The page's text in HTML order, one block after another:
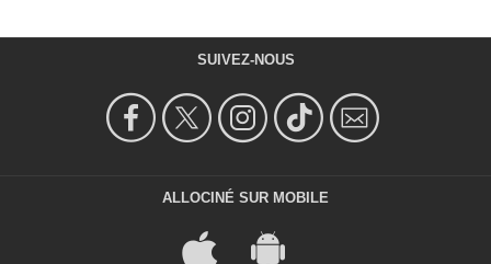
SUIVEZ-NOUS
ALLOCINÉ SUR MOBILE